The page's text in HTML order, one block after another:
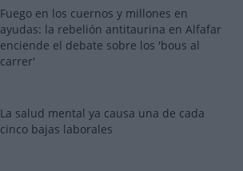
Fuego en los cuernos y millones en
ayudas: la rebelión antitaurina en Alfafar
enciende el debate sobre los 'bous al
carrer'
La salud mental ya causa una de cada
cinco bajas laborales